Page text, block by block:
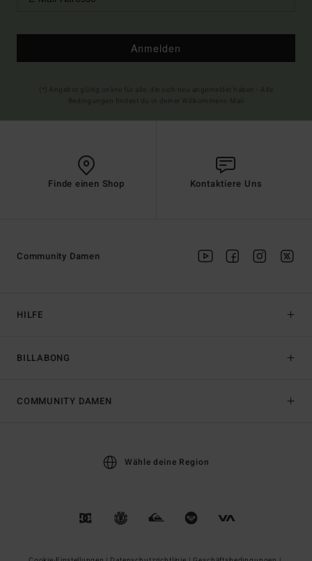
Anmelden
Finde einen Shop Kontaktiere Uns
HILFE
BILLABONG
Community Damen
COMMUNITY DAMEN
Wähle deine Region